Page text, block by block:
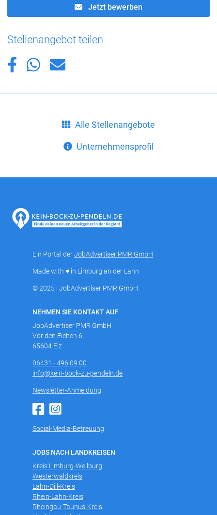
Jetzt bewerben
Stellenangebot teilen
Alle Stellenangebote
Unternehmensprofil
Ein Portal derJobAdvertiser PMR GmbH
Made with ♥ in Limburg an der Lahn
© 2025 | JobAdvertiser PMR GmbH
NEHMEN SIE KONTAKT AUF
JobAdvertiser PMR GmbH
Vor den Eichen 6
65604 Elz
06431 - 496 09 00
info@kein-bock-zu-pendeln.de
Newsletter-Anmeldung
Social-Media-Betreuung
JOBS NACH LANDKREISEN
Kreis Limburg-Weilburg
Westerwaldkreis
Lahn-Dill-Kreis
Rhein-Lahn-Kreis
Rheingau-Taunus-Kreis